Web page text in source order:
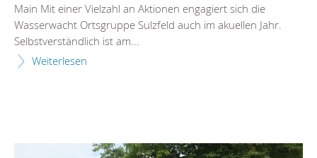
Main Mit einer Vielzahl an Aktionen engagiert sich die
Wasserwacht Ortsgruppe Sulzfeld auch im akuellen Jahr.
Selbstverständlich ist am...
Weiterlesen